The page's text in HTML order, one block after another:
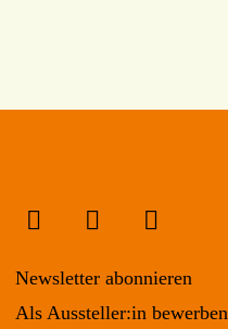
Newsletter abonnieren
Als Aussteller:in bewerben